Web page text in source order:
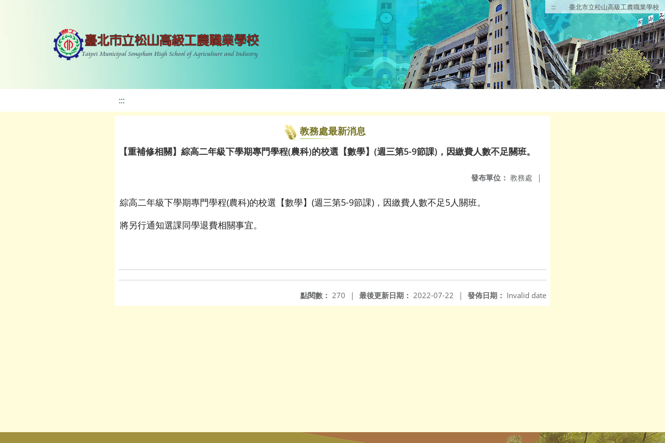
::: 臺北市立松山高級工農職業學校
:::
教務處最新消息
【重補修相關】綜高二年級下學期專門學程(農科)的校選【數學】(週三第5-9節課)，因繳費人數不足關班。
發布單位： 教務處 |
綜高二年級下學期專門學程(農科)的校選【數學】(週三第5-9節課)，因繳費人數不足5人關班。
將另行通知選課同學退費相關事宜。
發佈日期： Invalid date
最後更新日期： 2022-07-22 |
點閱數： 270 |